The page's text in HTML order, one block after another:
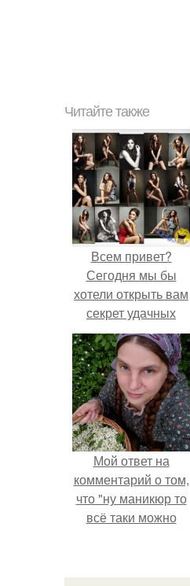
Читайте также
Всем привет?
Сегодня мы бы
хотели открыть вам
секрет удачных
фотографий!
Мой ответ на
комментарий о том,
что "ну маникюр то
всё таки можно